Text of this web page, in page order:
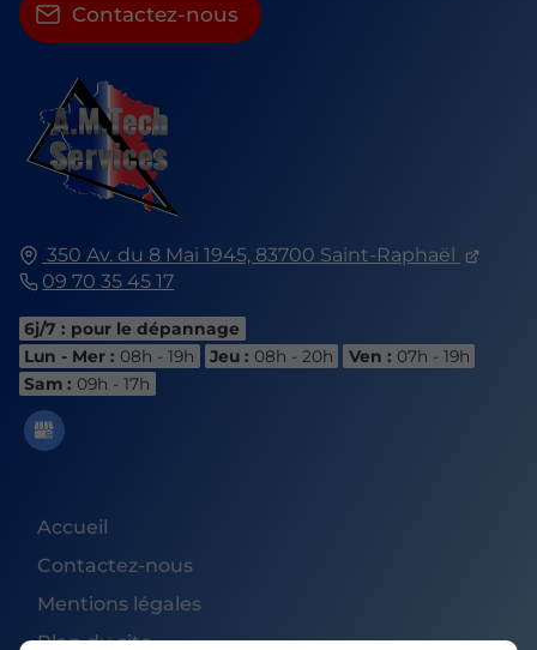
350 Av. du 8 Mai 1945, 83700 Saint-Raphaël
09 70 35 45 17
6j/7 : pour le dépannage
Lun - Mer : 08h - 19h Jeu : 08h - 20h Ven : 07h - 19h
Sam : 09h - 17h
Accueil
Contactez-nous
Mentions légales
Plan du site
Contactez-nous